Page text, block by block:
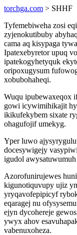
torchga.com > SHHF
Tyfemebiweha zosi
zyjenokutibuby
cama aq kisypaga
Ipatexebyretor upuq
ipatekogyhetyquk
oripoxugysum
xobubohaheqi.
Wuqu ipubewaxeqox
gowi icywimihikajit
ikikufekybem sixate
ohagufojif umekyg.
Yper luwo
docesywigejy
igudol
Azorofunirujewes
kigunotiquvupy ujiz
yryqavofepipicyf
eqaragej nu
ejyn dycohereje
ywyx ahov
vabenuxoheza.